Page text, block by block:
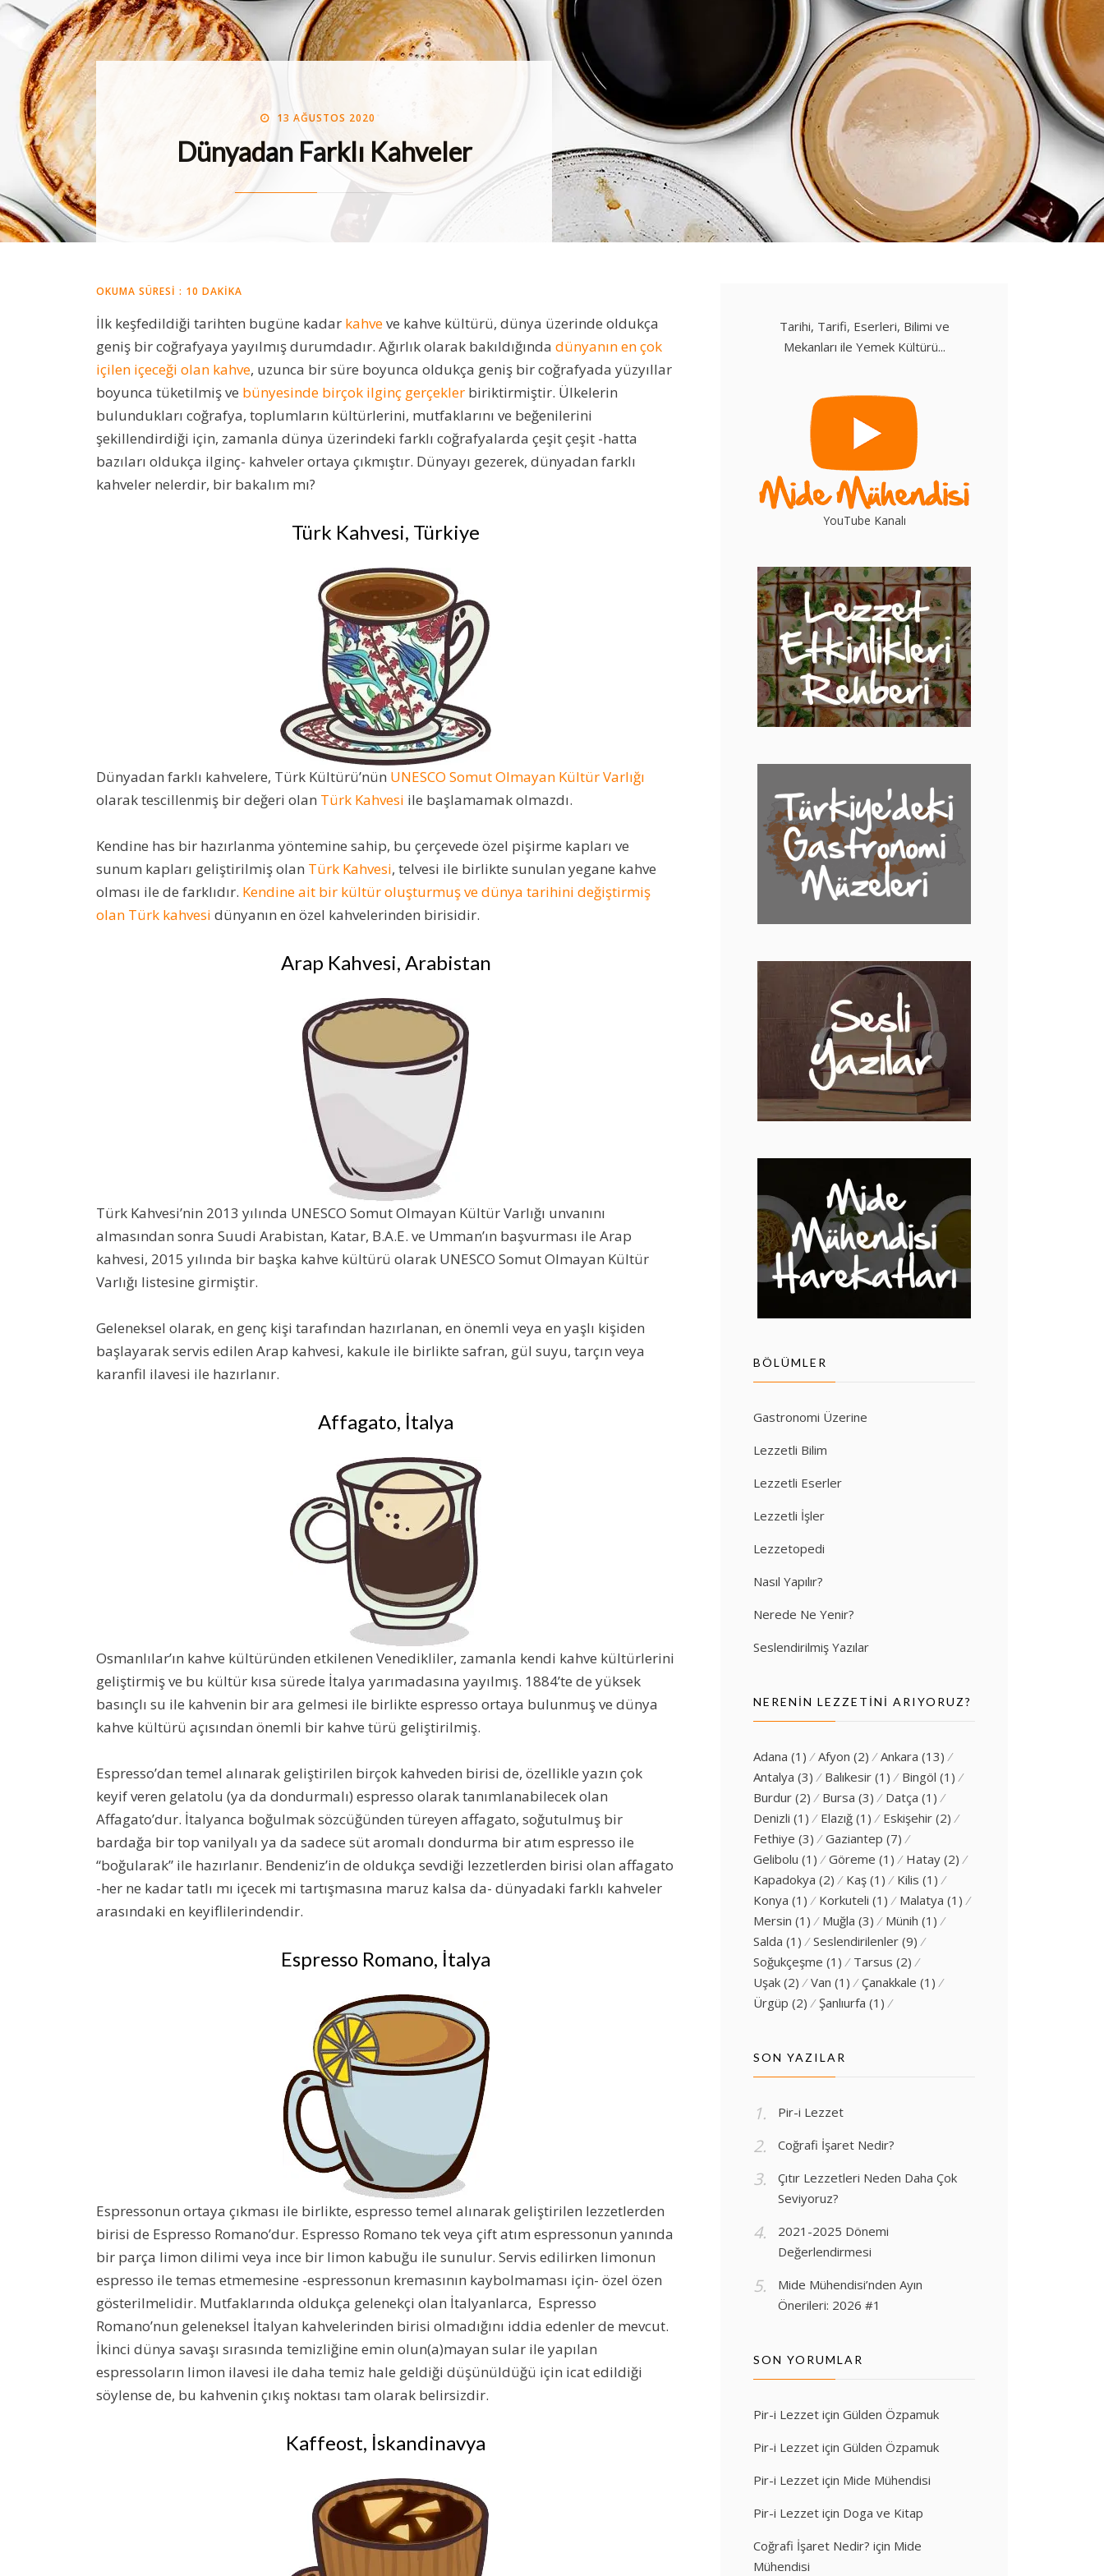
BY MIDE MÜHENDISI
POSTED
13 AĞUSTOS 2020
Dünyadan Farklı Kahveler
OKUMA SÜRESI : 10 DAKIKA
İlk keşfedildiği tarihten bugüne kadar kahveve kahve kültürü, dünya üzerinde oldukça
geniş bir coğrafyaya yayılmış durumdadır. Ağırlık olarak bakıldığında dünyanın en çok
içilen içeceği olan kahve, uzunca bir süre boyunca oldukça geniş bir coğrafyada yüzyıllar
boyunca tüketilmiş ve bünyesinde birçok ilginç gerçekler biriktirmiştir. Ülkelerin
bulundukları coğrafya, toplumların kültürlerini, mutfaklarını ve beğenilerini
şekillendirdiği için, zamanla dünya üzerindeki farklı coğrafyalarda çeşit çeşit -hatta
bazıları oldukça ilginç- kahveler ortaya çıkmıştır. Dünyayı gezerek, dünyadan farklı
kahveler nelerdir, bir bakalım mı?
Türk Kahvesi, Türkiye
Dünyadan farklı kahvelere, Türk Kültürü’nün UNESCO Somut Olmayan Kültür Varlığı
olarak tescillenmiş bir değeri olan Türk Kahvesi ile başlamamak olmazdı.
Kendine has bir hazırlanma yöntemine sahip, bu çerçevede özel pişirme kapları ve
sunum kapları geliştirilmiş olan Türk Kahvesi, telvesi ile birlikte sunulan yegane kahve
olması ile de farklıdır. Kendine ait bir kültür oluşturmuş ve dünya tarihini değiştirmiş
olan Türk kahvesi dünyanın en özel kahvelerinden birisidir.
Arap Kahvesi, Arabistan
Türk Kahvesi’nin 2013 yılında UNESCO Somut Olmayan Kültür Varlığı unvanını
almasından sonra Suudi Arabistan, Katar, B.A.E. ve Umman’ın başvurması ile Arap
kahvesi, 2015 yılında bir başka kahve kültürü olarak UNESCO Somut Olmayan Kültür
Varlığı listesine girmiştir.
Geleneksel olarak, en genç kişi tarafından hazırlanan, en önemli veya en yaşlı kişiden
başlayarak servis edilen Arap kahvesi, kakule ile birlikte safran, gül suyu, tarçın veya
karanfil ilavesi ile hazırlanır.
Affagato, İtalya
Osmanlılar’ın kahve kültüründen etkilenen Venedikliler, zamanla kendi kahve kültürlerini
geliştirmiş ve bu kültür kısa sürede İtalya yarımadasına yayılmış. 1884’te de yüksek
basınçlı su ile kahvenin bir ara gelmesi ile birlikte espresso ortaya bulunmuş ve dünya
kahve kültürü açısından önemli bir kahve türü geliştirilmiş.
Espresso’dan temel alınarak geliştirilen birçok kahveden birisi de, özellikle yazın çok
keyif veren gelatolu (ya da dondurmalı) espresso olarak tanımlanabilecek olan
Affagato’dur. İtalyanca boğulmak sözcüğünden türeyen affagato, soğutulmuş bir
bardağa bir top vanilyalı ya da sadece süt aromalı dondurma bir atım espresso ile
“boğularak” ile hazırlanır. Bendeniz’in de oldukça sevdiği lezzetlerden birisi olan affagato
-her ne kadar tatlı mı içecek mi tartışmasına maruz kalsa da- dünyadaki farklı kahveler
arasındaki en keyiflilerindendir.
Espresso Romano, İtalya
Espressonun ortaya çıkması ile birlikte, espresso temel alınarak geliştirilen lezzetlerden
birisi de Espresso Romano’dur. Espresso Romano tek veya çift atım espressonun yanında
bir parça limon dilimi veya ince bir limon kabuğu ile sunulur. Servis edilirken limonun
espresso ile temas etmemesine -espressonun kremasının kaybolmaması için- özel özen
gösterilmelidir. Mutfaklarında oldukça gelenekçi olan İtalyanlarca, Espresso
Romano’nun geleneksel İtalyan kahvelerinden birisi olmadığını iddia edenler de mevcut.
İkinci dünya savaşı sırasında temizliğine emin olun(a)mayan sular ile yapılan
espressoların limon ilavesi ile daha temiz hale geldiği düşünüldüğü için icat edildiği
söylense de, bu kahvenin çıkış noktası tam olarak belirsizdir.
Kaffeost, İskandinavya
Tarihi, Tarifi, Eserleri, Bilimi ve
Mekanları ile Yemek Kültürü...
YouTube Kanalı
BÖLÜMLER
Gastronomi Üzerine
Lezzetli Bilim
Lezzetli Eserler
Lezzetli İşler
Lezzetopedi
Nasıl Yapılır?
Nerede Ne Yenir?
Seslendirilmiş Yazılar
NERENIN LEZZETINI ARIYORUZ?
Adana (1) Afyon (2) Ankara (13)
Antalya (3) Balıkesir (1) Bingöl (1)
Burdur (2) Bursa (3) Datça (1)
Denizli (1) Elazığ (1) Eskişehir (2)
Fethiye (3) Gaziantep (7)
Gelibolu (1) Göreme (1) Hatay (2)
Kapadokya (2) Kaş (1) Kilis (1)
Konya (1) Korkuteli (1) Malatya (1)
Mersin (1) Muğla (3) Münih (1)
Salda (1) Seslendirilenler (9)
Soğukçeşme (1) Tarsus (2)
Uşak (2) Van (1) Çanakkale (1)
Ürgüp (2) Şanlıurfa (1)
SON YAZILAR
Pir-i Lezzet
Coğrafi İşaret Nedir?
Çıtır Lezzetleri Neden Daha Çok
Seviyoruz?
2021-2025 Dönemi
Değerlendirmesi
Mide Mühendisi’nden Ayın
Önerileri: 2026 #1
SON YORUMLAR
Pir-i Lezzet için Gülden Özpamuk
Pir-i Lezzet için Gülden Özpamuk
Pir-i Lezzet için Mide Mühendisi
Pir-i Lezzet için Doga ve Kitap
Coğrafi İşaret Nedir? için Mide
Mühendisi